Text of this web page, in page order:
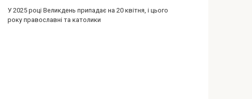
У 2025 році Великдень припадає на 20 квітня, і цього
року православні та католики